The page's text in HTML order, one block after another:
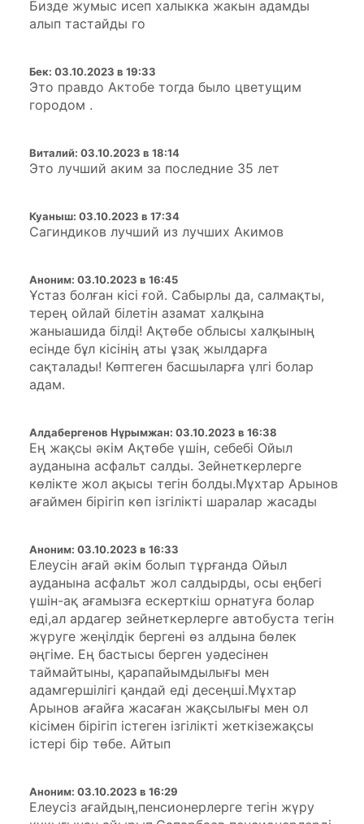
Бизде жумыс исеп халыкка жакын адамды
алып тастайды го
Бек: 03.10.2023 в 19:33
Это правдо Актобе тогда было цветущим
городом .
Виталий: 03.10.2023 в 18:14
Это лучший аким за последние 35 лет
Куаныш: 03.10.2023 в 17:34
Сагиндиков лучший из лучших Акимов
Аноним: 03.10.2023 в 16:45
Ұстаз болған кісі ғой. Сабырлы да, салмақты,
терең ойлай білетін азамат халқына
жаныашида білді! Ақтөбе облысы халқының
есінде бұл кісінің аты ұзақ жылдарға
сақталады! Көптеген басшыларға үлгі болар
адам.
Алдабергенов Нұрымжан: 03.10.2023 в 16:38
Ең жақсы әкім Ақтөбе үшін, себебі Ойыл
ауданына асфальт салды. Зейнеткерлерге
көлікте жол ақысы тегін болды.Мұхтар Арынов
ағаймен бірігіп көп ізгілікті шаралар жасады
Аноним: 03.10.2023 в 16:33
Елеусін ағай әкім болып тұрғанда Ойыл
ауданына асфальт жол салдырды, осы еңбегі
үшін-ақ ағамызға ескерткіш орнатуға болар
еді,ал ардагер зейнеткерлерге автобуста тегін
жүруге жеңілдік бергені өз алдына бөлек
әңгіме. Ең бастысы берген уәдесінен
таймайтыны, қарапайымдылығы мен
адамгершілігі қандай еді десеңші.Мұхтар
Арынов ағайға жасаған жақсылығы мен ол
кісімен бірігіп істеген ізгілікті жеткізежақсы
істері бір төбе. Айтып
Аноним: 03.10.2023 в 16:29
Елеусіз ағайдың,пенсионерлерге тегін жүру